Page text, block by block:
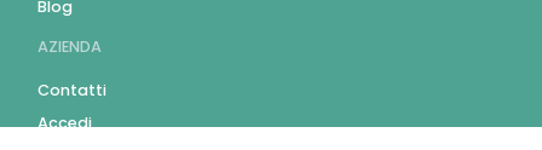
Blog
AZIENDA
Contatti
Accedi